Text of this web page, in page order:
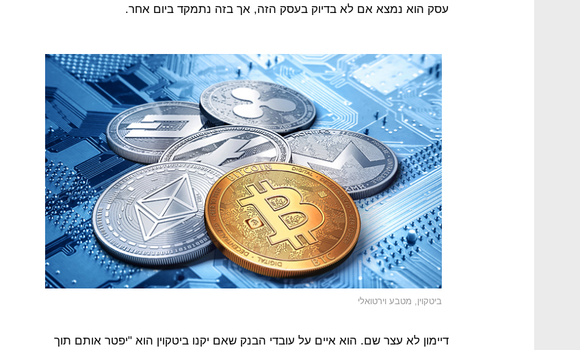
עסק הוא נמצא אם לא בדיוק בעסק הזה, אך בזה נתמקד ביום אחר.
ביטקוין, מטבע וירטואלי
דיימון לא עצר שם. הוא איים על עובדי הבנק שאם יקנו ביטקוין הוא "יפטר אותם תוך